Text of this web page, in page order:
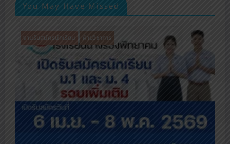
You May Have Missed
งานรับสมัครนักเรียน ฝ่ายวิชาการ